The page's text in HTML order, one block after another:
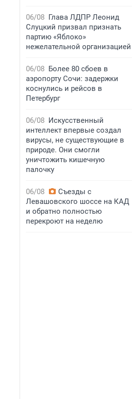
06/08 Глава ЛДПР Леонид
Слуцкий призвал признать
партию «Яблоко»
нежелательной организацией
06/08 Более 80 сбоев в
аэропорту Сочи: задержки
коснулись и рейсов в
Петербург
06/08 Искусственный
интеллект впервые создал
вирусы, не существующие в
природе. Они смогли
уничтожить кишечную
палочку
06/08
Съезды с
Левашовского шоссе на КАД
и обратно полностью
перекроют на неделю